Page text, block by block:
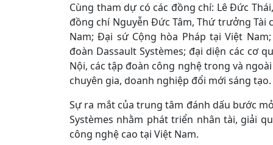
Cùng tham dự có các đồng chí: Lê Đức
đồng chí Nguyễn Đức Tâm, Thứ trưởng Tài
Nam; Đại sứ Cộng hòa Pháp tại Việt
đoàn Dassault Systèmes; đại diện các cơ
Nội, các tập đoàn công nghệ trong và
chuyên gia, doanh nghiệp đổi mới sáng tạo.
Sự ra mắt của trung tâm đánh dấu bước
Systèmes nhằm phát triển nhân tài, giải
công nghệ cao tại Việt Nam.